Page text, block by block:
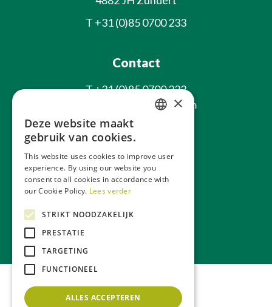
T +31 (0)85 0700 233
Contact
T+31 (0)85 0700 222
info@laxsjonplants.com
Blijf op de hoogte
Over ons
×
Deze website maakt
gebruik van cookies.
This website uses cookies to improve user
experience. By using our website you
consent to all cookies in accordance with
our Cookie Policy. Lees verder
STRIKT NOODZAKELIJK
PRESTATIE
TARGETING
FUNCTIONEEL
ALLES ACCEPTEREN